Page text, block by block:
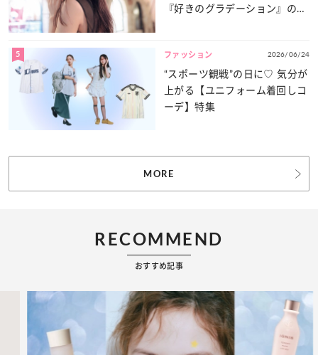
『好きのグラデーション』の魅
5 ファッション 2026/06/24
“スポーツ観戦”の日に♡ 気分が
上がる【ユニフォーム着回しコ
ーデ】特集
MORE
RECOMMEND
おすすめ記事